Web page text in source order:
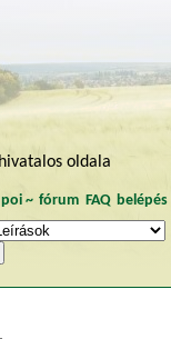
oldala
poi~ fórum FAQ belépés